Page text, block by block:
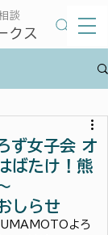
クス
談
ず女子会 オ
ばたけ！熊
しらせ
よろ